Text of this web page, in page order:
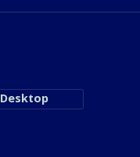
Desktop